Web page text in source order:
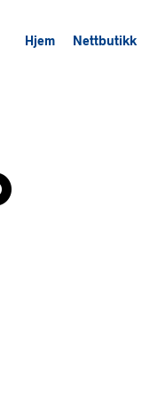
Hjem Nettbutikk